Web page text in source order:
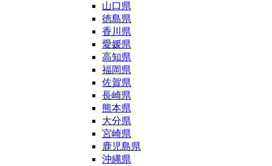
山口県
徳島県
香川県
愛媛県
高知県
福岡県
佐賀県
長崎県
熊本県
大分県
宮崎県
鹿児島県
沖縄県